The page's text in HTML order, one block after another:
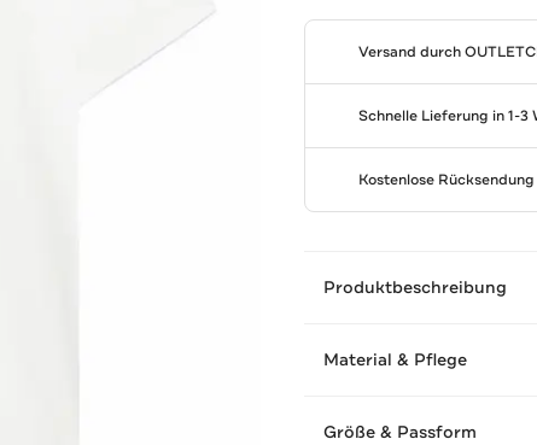
Versand durch
Schnelle Lieferung in 1-3
Kostenlose Rücksendung
Produktbeschreibung
Material & Pflege
Größe & Passform